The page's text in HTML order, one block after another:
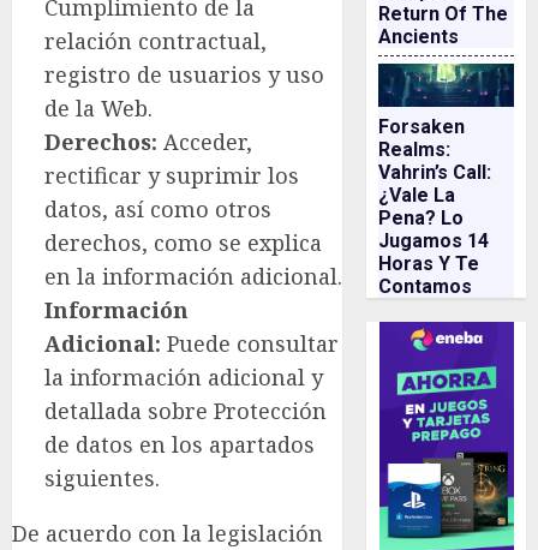
Cumplimiento de la
relación contractual,
registro de usuarios y uso
de la Web.
Derechos: Acceder,
rectificar y suprimir los
datos, así como otros
derechos, como se explica
en la información adicional.
Información
Adicional: Puede consultar
la información adicional y
detallada sobre Protección
de datos en los apartados
siguientes.
De acuerdo con la legislación
Return Of The
Ancients
Forsaken
Realms:
Vahrin’s Call:
¿vale La
Pena? Lo
Jugamos 14
Horas Y Te
Contamos